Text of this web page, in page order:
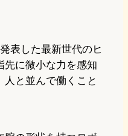
表した最新世代のヒ
先に微小な力を感知
と並んで働くこと